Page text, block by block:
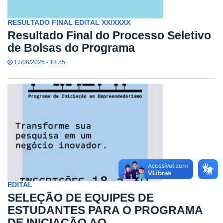
RESULTADO FINAL EDITAL XX/XXXX
Resultado Final do Processo Seletivo
de Bolsas do Programa
17/06/2026 - 18:55
EDITAL
SELEÇÃO DE EQUIPES DE
ESTUDANTES PARA O PROGRAMA